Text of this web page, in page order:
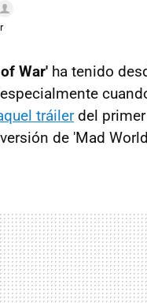
War' ha tenido
tráilerdel primer
de 'Mad